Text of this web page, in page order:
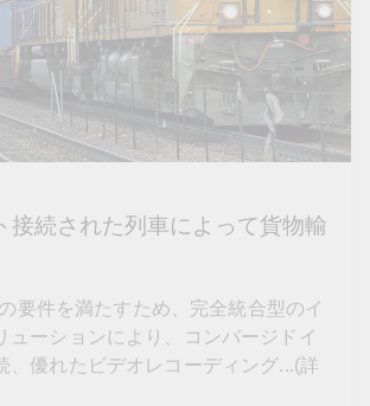
接続された列車によって貨物輸
要件を満たすため、完全統合型のイ
ューションにより、コンバージドイ
、優れたビデオレコーディング...(詳